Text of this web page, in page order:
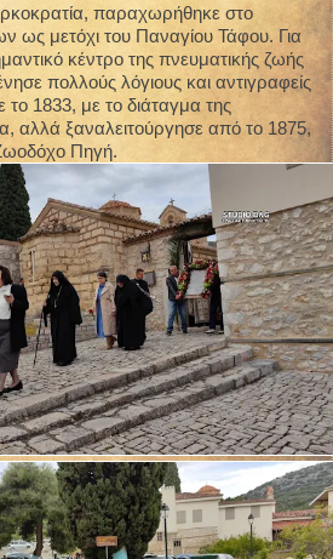
παραχωρήθηκε στο
ως μετόχι του Παναγίου Τάφου. Για
κέντρο της πνευματικής ζωής
πολλούς λόγιους και αντιγραφείς
1833, με το διάταγμα της
αλλά ξαναλειτούργησε από το 1875,
Πηγή.